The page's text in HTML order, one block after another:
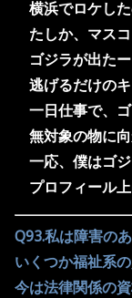
横浜でロケした
たしか、マス
ゴジラが出た
逃げるだけのキ
一日仕事で、
無対象の物に
一応、僕はゴ
プロフィール上
Q93.私は障害の
いくつか福祉系
今は法律関係の